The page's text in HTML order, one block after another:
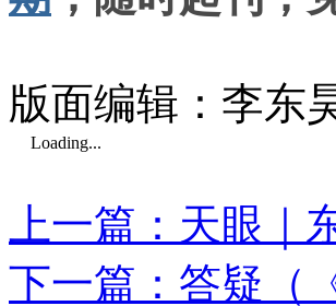
版面编辑：李东
Loading...
上一篇：天眼｜
下一篇：答疑（